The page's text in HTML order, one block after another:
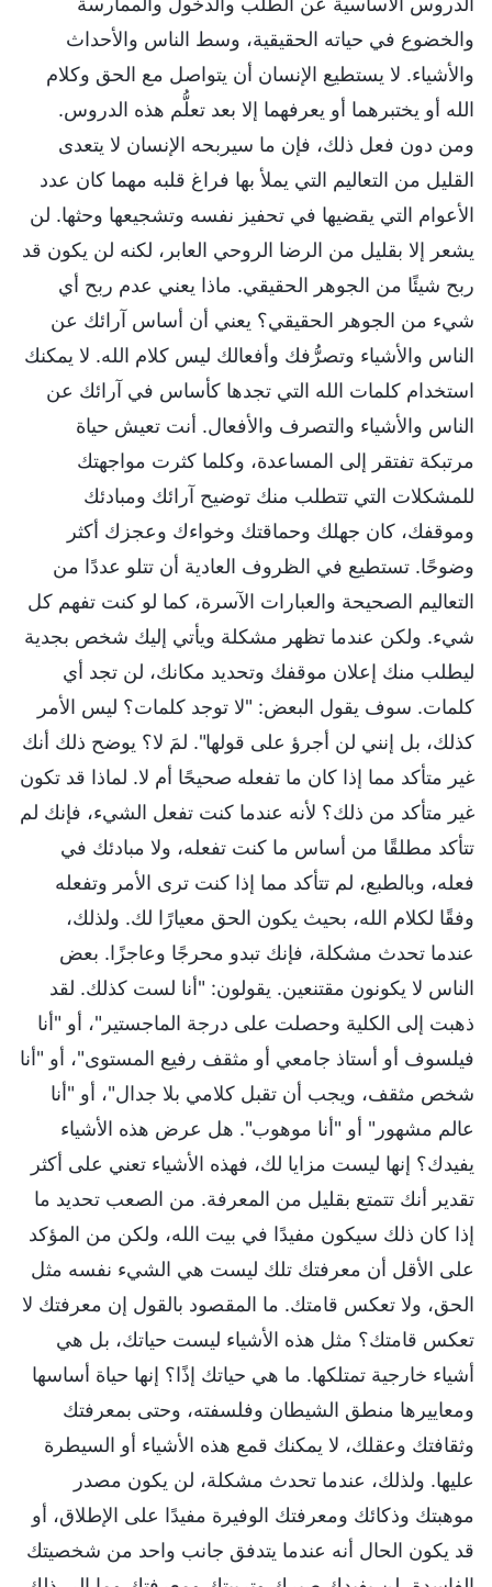
والخضوع في حياته الحقيقية، وسط الناس والأحداث
والأشياء. لا يستطيع الإنسان أن يتواصل مع الحق وكلام
الله أو يختبرهما أو يعرفهما إلا بعد تعلُّم هذه الدروس.
ومن دون فعل ذلك، فإن ما سيربحه الإنسان لا يتعدى
القليل من التعاليم التي يملأ بها فراغ قلبه مهما كان عدد
الأعوام التي يقضيها في تحفيز نفسه وتشجيعها وحثها. لن
يشعر إلا بقليل من الرضا الروحي العابر، لكنه لن يكون قد
ربح شيئًا من الجوهر الحقيقي. ماذا يعني عدم ربح أي
شيء من الجوهر الحقيقي؟ يعني أن أساس آرائك عن
الناس والأشياء وتصرُّفك وأفعالك ليس كلام الله. لا يمكنك
استخدام كلمات الله التي تجدها كأساس في آرائك عن
الناس والأشياء والتصرف والأفعال. أنت تعيش حياة
مرتبكة تفتقر إلى المساعدة، وكلما كثرت مواجهتك
للمشكلات التي تتطلب منك توضيح آرائك ومبادئك
وموقفك، كان جهلك وحماقتك وخواءك وعجزك أكثر
وضوحًا. تستطيع في الظروف العادية أن تتلو عددًا من
التعاليم الصحيحة والعبارات الآسرة، كما لو كنت تفهم كل
شيء. ولكن عندما تظهر مشكلة ويأتي إليك شخص بجدية
ليطلب منك إعلان موقفك وتحديد مكانك، لن تجد أي
كلمات. سوف يقول البعض: "لا توجد كلمات؟ ليس الأمر
كذلك، بل إنني لن أجرؤ على قولها". لمَ لا؟ يوضح ذلك أنك
غير متأكد مما إذا كان ما تفعله صحيحًا أم لا. لماذا قد تكون
غير متأكد من ذلك؟ لأنه عندما كنت تفعل الشيء، فإنك لم
تتأكد مطلقًا من أساس ما كنت تفعله، ولا مبادئك في
فعله، وبالطبع، لم تتأكد مما إذا كنت ترى الأمر وتفعله
وفقًا لكلام الله، بحيث يكون الحق معيارًا لك. ولذلك،
عندما تحدث مشكلة، فإنك تبدو محرجًا وعاجزًا. بعض
الناس لا يكونون مقتنعين. يقولون: "أنا لست كذلك. لقد
ذهبت إلى الكلية وحصلت على درجة الماجستير"، أو "أنا
فيلسوف أو أستاذ جامعي أو مثقف رفيع المستوى"، أو "أنا
شخص مثقف، ويجب أن تقبل كلامي بلا جدال"، أو "أنا
عالم مشهور" أو "أنا موهوب". هل عرض هذه الأشياء
يفيدك؟ إنها ليست مزايا لك، فهذه الأشياء تعني على أكثر
تقدير أنك تتمتع بقليل من المعرفة. من الصعب تحديد ما
إذا كان ذلك سيكون مفيدًا في بيت الله، ولكن من المؤكد
على الأقل أن معرفتك تلك ليست هي الشيء نفسه مثل
الحق، ولا تعكس قامتك. ما المقصود بالقول إن معرفتك لا
تعكس قامتك؟ مثل هذه الأشياء ليست حياتك، بل هي
أشياء خارجية تمتلكها. ما هي حياتك إذًا؟ إنها حياة أساسها
ومعاييرها منطق الشيطان وفلسفته، وحتى بمعرفتك
وثقافتك وعقلك، لا يمكنك قمع هذه الأشياء أو السيطرة
عليها. ولذلك، عندما تحدث مشكلة، لن يكون مصدر
موهبتك وذكائك ومعرفتك الوفيرة مفيدًا على الإطلاق، أو
قد يكون الحال أنه عندما يتدفق جانب واحد من شخصيتك